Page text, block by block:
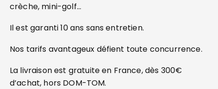
crèche, mini-golf…
Il est garanti 10 ans sans entretien.
Nos tarifs avantageux défient toute concurrence.
La livraison est gratuite en France, dès 300€
d’achat, hors DOM-TOM.